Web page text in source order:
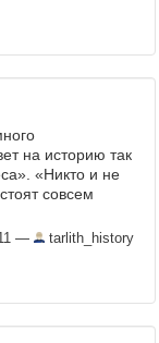
на историю так
«Никто и не
совсем
— tarlith_history